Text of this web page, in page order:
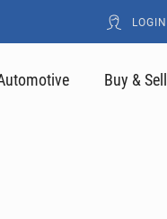
LOGIN
Buy & Sell